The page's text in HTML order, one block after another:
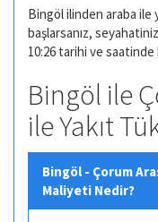
Bingöl ilinden araba ile
başlarsanız,
10:26 tarihi ve saatinde
Bingöl ile
ile Yakıt
Bingöl - Çorum
Maliyeti Nedir?